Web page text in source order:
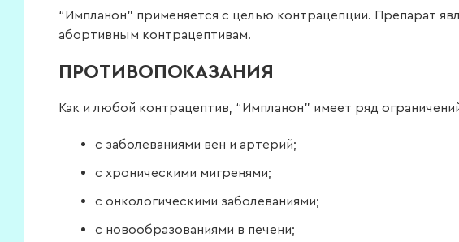
“Импланон” применяется с целью контрацепции. Препарат
абортивным контрацептивам.
ПРОТИВОПОКАЗАНИЯ
Как и любой контрацептив, “Импланон” имеет ряд
с заболеваниями вен и артерий;
с хроническими мигренями;
с онкологическими заболеваниями;
с новообразованиями в печени;